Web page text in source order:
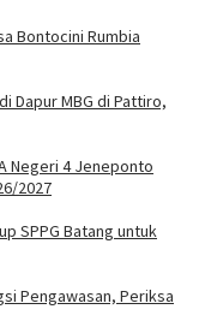
Bontocini Rumbia
Dapur MBG di Pattiro,
Negeri 4 Jeneponto
2027
SPPG Batang untuk
Pengawasan, Periksa